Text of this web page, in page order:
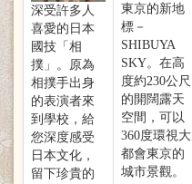
深受許多人
喜愛的日本
國技「相
撲」。原為
相撲手出身
的表演者來
到學校，給
您深度感受
日本文化，
留下珍貴的
東京的新地
標－
SHIBUYA
SKY。在高
度約230公尺
的開闊露天
空間，可以
360度環視大
都會東京的
城市景觀。